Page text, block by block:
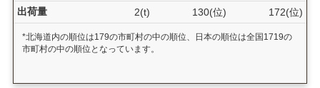
出荷量
2(t) 130(位) 172(位)
*北海道内の順位は179の市町村の中の順位、日本の順位は全国1719の
市町村の中の順位となっています。